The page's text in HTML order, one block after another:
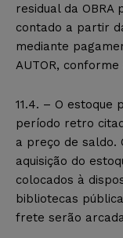
residual da OBRA
contado a partir
mediante
AUTOR,
11.4. – O estoque
período retro
a preço de saldo.
aquisição do
colocados à
bibliotecas
frete serão